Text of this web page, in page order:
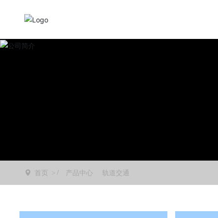
首页 产品中心 轨道交通